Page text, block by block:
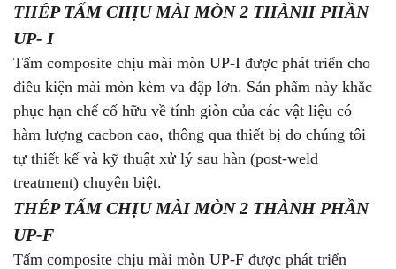
THÉP TẤM CHỊU MÀI MÒN 2 THÀNH PHẦN
UP- I
Tấm composite chịu mài mòn UP-I được phát triển cho
điều kiện mài mòn kèm va đập lớn. Sản phẩm này khắc
phục hạn chế cố hữu về tính giòn của các vật liệu có
hàm lượng cacbon cao, thông qua thiết bị do chúng tôi
tự thiết kế và kỹ thuật xử lý sau hàn (post-weld
treatment) chuyên biệt.
THÉP TẤM CHỊU MÀI MÒN 2 THÀNH PHẦN
UP-F
Tấm composite chịu mài mòn UP-F được phát triển